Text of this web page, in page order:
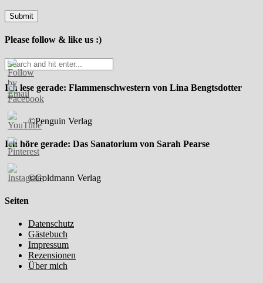
Please follow & like us :)
Ich lese gerade: Flammenschwestern von Lina Bengtsdotter
©Penguin Verlag
Ich höre gerade: Das Sanatorium von Sarah Pearse
©Goldmann Verlag
Seiten
Datenschutz
Gästebuch
Impressum
Rezensionen
Über mich